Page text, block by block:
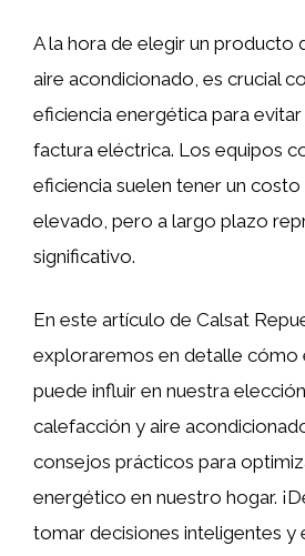
A la hora de elegir un producto
aire acondicionado, es crucial
eficiencia energética para
factura eléctrica. Los equipos
eficiencia suelen tener un costo
elevado, pero a largo plazo
significativo.
En este artículo de Calsat
exploraremos en detalle cómo
puede influir en nuestra
calefacción y aire
consejos prácticos para
energético en nuestro hogar.
tomar decisiones inteligentes y